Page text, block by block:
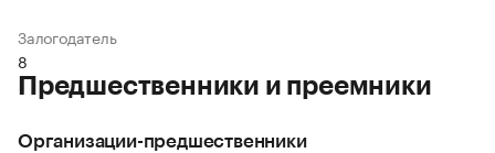
Залогодатель
8
Предшественники и преемники
Организации-предшественники